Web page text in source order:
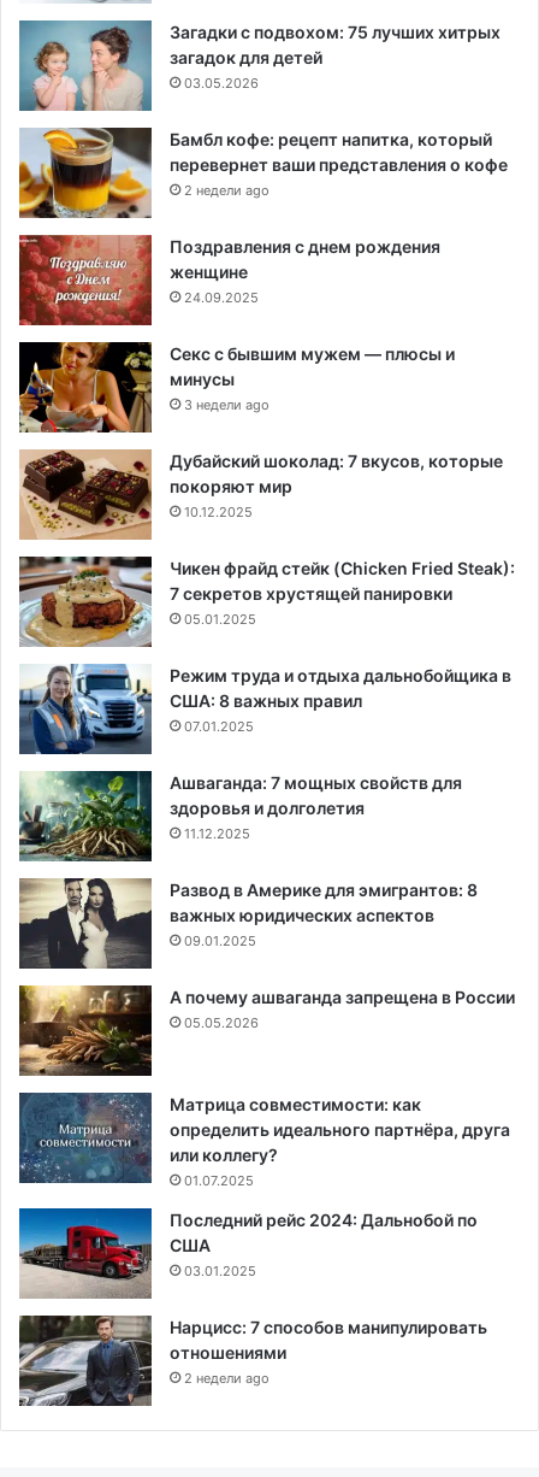
Загадки с подвохом: 75 лучших хитрых
загадок для детей
03.05.2026
Бамбл кофе: рецепт напитка, который
перевернет ваши представления о кофе
2 недели ago
Поздравления с днем рождения
женщине
24.09.2025
Секс с бывшим мужем — плюсы и
минусы
3 недели ago
Дубайский шоколад: 7 вкусов, которые
покоряют мир
10.12.2025
Чикен фрайд стейк (Chicken Fried Steak):
7 секретов хрустящей панировки
05.01.2025
Режим труда и отдыха дальнобойщика в
США: 8 важных правил
07.01.2025
Ашваганда: 7 мощных свойств для
здоровья и долголетия
11.12.2025
Развод в Америке для эмигрантов: 8
важных юридических аспектов
09.01.2025
А почему ашваганда запрещена в России
05.05.2026
Матрица совместимости: как
определить идеального партнёра, друга
или коллегу?
01.07.2025
Последний рейс 2024: Дальнобой по
США
03.01.2025
Нарцисс: 7 способов манипулировать
отношениями
2 недели ago